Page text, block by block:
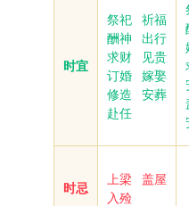
时宜
祭祀
祈福
酬神
出行
求财
见贵
订婚
嫁娶
修造
安葬
赴任
时忌
上梁
盖屋
入殓